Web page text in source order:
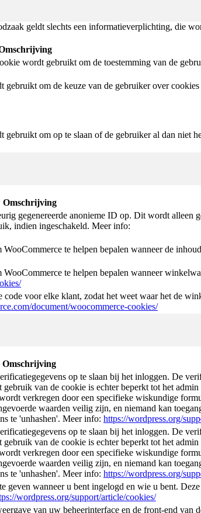
geldt slechts een informatieverplichting, die
wordt gebruikt om de toestemming van de
om de keuze van de gebruiker over
om op te slaan of de gebruiker al dan niet
Omschrijving
gegenereerde anonieme ID op. Dit wordt alleen
indien ingeschakeld. Meer info:
te helpen bepalen wanneer de
te helpen bepalen wanneer
voor elke klant, zodat het weet waar het de
document/woocommerce-cookies/
Omschrijving
op te slaan bij het inloggen. De
van de cookie is echter beperkt tot het
verkregen door een specifieke wiskundige
waarden veilig zijn, en niemand kan
te 'unhashen'. Meer info: https://wordpress.org/
op te slaan bij het inloggen. De
van de cookie is echter beperkt tot het
verkregen door een specifieke wiskundige
waarden veilig zijn, en niemand kan
te 'unhashen'. Meer info: https://wordpress.org/
geven wanneer u bent ingelogd en wie u bent.
wordpress.org/support/article/cookies/
van uw beheerinterface en de front-end van